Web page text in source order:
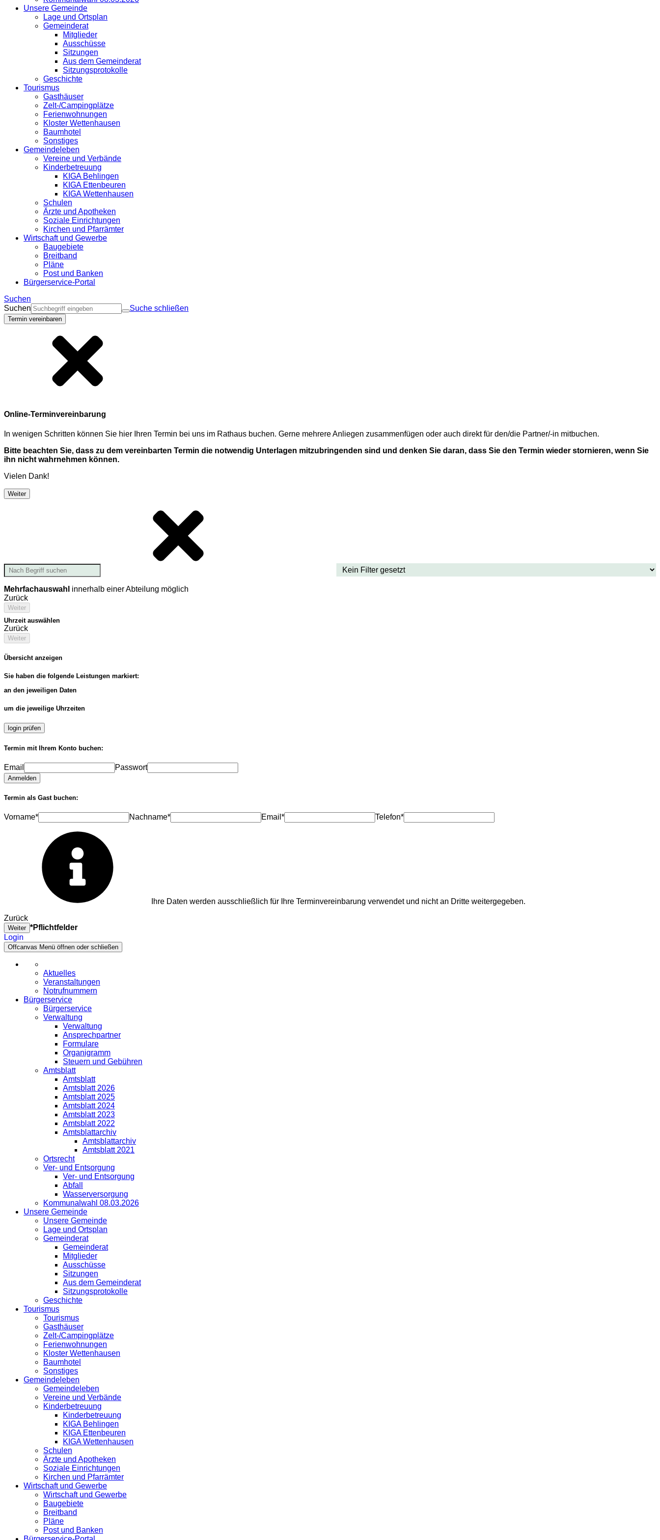
Unsere Gemeinde
Lage und Ortsplan
Gemeinderat
Mitglieder
Ausschüsse
Sitzungen
Aus dem Gemeinderat
Sitzungsprotokolle
Geschichte
Tourismus
Gasthäuser
Zelt-/Campingplätze
Ferienwohnungen
Kloster Wettenhausen
Baumhotel
Sonstiges
Gemeindeleben
Vereine und Verbände
Kinderbetreuung
KIGA Behlingen
KIGA Ettenbeuren
KIGA Wettenhausen
Schulen
Ärzte und Apotheken
Soziale Einrichtungen
Kirchen und Pfarrämter
Wirtschaft und Gewerbe
Baugebiete
Breitband
Pläne
Post und Banken
Bürgerservice-Portal
Suchen
Suchen
Suche schließen
Termin vereinbaren
Online-Terminvereinbarung
In wenigen Schritten können Sie hier Ihren Termin bei uns im Rathaus buchen. Gerne mehrere Anliegen zusammenfügen oder auch direkt für den/die Partner/-in mitbuchen.
Bitte beachten Sie, dass zu dem vereinbarten Termin die notwendig Unterlagen mitzubringenden sind und denken Sie daran, dass Sie den Termin wieder stornieren, wenn Sie
ihn nicht wahrnehmen können.
Vielen Dank!
Weiter
Mehrfachauswahl innerhalb einer Abteilung möglich
Zurück
Weiter
Uhrzeit auswählen
Zurück
Weiter
Übersicht anzeigen
Sie haben die folgende Leistungen markiert:
an den jeweiligen Daten
um die jeweilige Uhrzeiten
login prüfen
Termin mit Ihrem Konto buchen:
Email Passwort
Anmelden
Termin als Gast buchen:
Vorname* Nachname* Email* Telefon*
Ihre Daten werden ausschließlich für Ihre Terminvereinbarung verwendet und nicht an Dritte weitergegeben.
Zurück
Weiter *Pflichtfelder
Login
Offcanvas Menü öffnen oder schließen
Aktuelles
Veranstaltungen
Notrufnummern
Bürgerservice
Bürgerservice
Verwaltung
Verwaltung
Ansprechpartner
Formulare
Organigramm
Steuern und Gebühren
Amtsblatt
Amtsblatt
Amtsblatt 2026
Amtsblatt 2025
Amtsblatt 2024
Amtsblatt 2023
Amtsblatt 2022
Amtsblattarchiv
Amtsblattarchiv
Amtsblatt 2021
Ortsrecht
Ver- und Entsorgung
Ver- und Entsorgung
Abfall
Wasserversorgung
Kommunalwahl 08.03.2026
Unsere Gemeinde
Unsere Gemeinde
Lage und Ortsplan
Gemeinderat
Gemeinderat
Mitglieder
Ausschüsse
Sitzungen
Aus dem Gemeinderat
Sitzungsprotokolle
Geschichte
Tourismus
Tourismus
Gasthäuser
Zelt-/Campingplätze
Ferienwohnungen
Kloster Wettenhausen
Baumhotel
Sonstiges
Gemeindeleben
Gemeindeleben
Vereine und Verbände
Kinderbetreuung
Kinderbetreuung
KIGA Behlingen
KIGA Ettenbeuren
KIGA Wettenhausen
Schulen
Ärzte und Apotheken
Soziale Einrichtungen
Kirchen und Pfarrämter
Wirtschaft und Gewerbe
Wirtschaft und Gewerbe
Baugebiete
Breitband
Pläne
Post und Banken